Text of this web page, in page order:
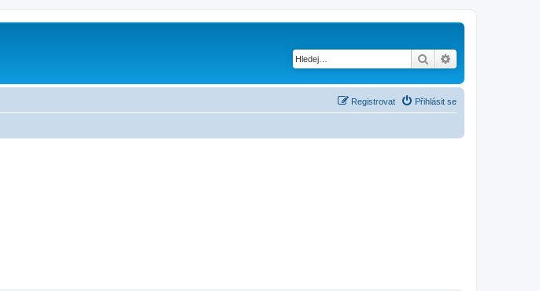
Hledat
Přihlásit se
Registrovat